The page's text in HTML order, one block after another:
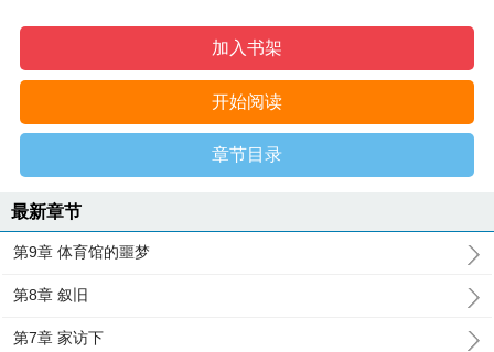
加入书架
开始阅读
章节目录
最新章节
第9章 体育馆的噩梦
第8章 叙旧
第7章 家访下